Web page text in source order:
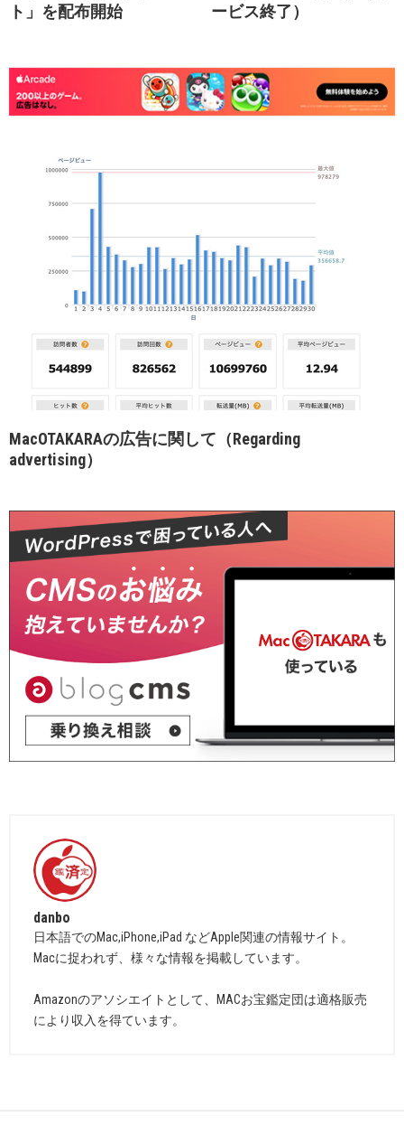
ト」を配布開始
ービス終了）
MacOTAKARAの広告に関して（Regarding
advertising）
danbo
日本語でのMac,iPhone,iPad などApple関連の情報サイト。
Macに捉われず、様々な情報を掲載しています。
Amazonのアソシエイトとして、MACお宝鑑定団は適格販売
により収入を得ています。